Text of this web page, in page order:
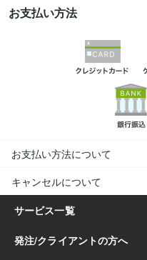
お支払い方法
お支払い方法について
キャンセルについて